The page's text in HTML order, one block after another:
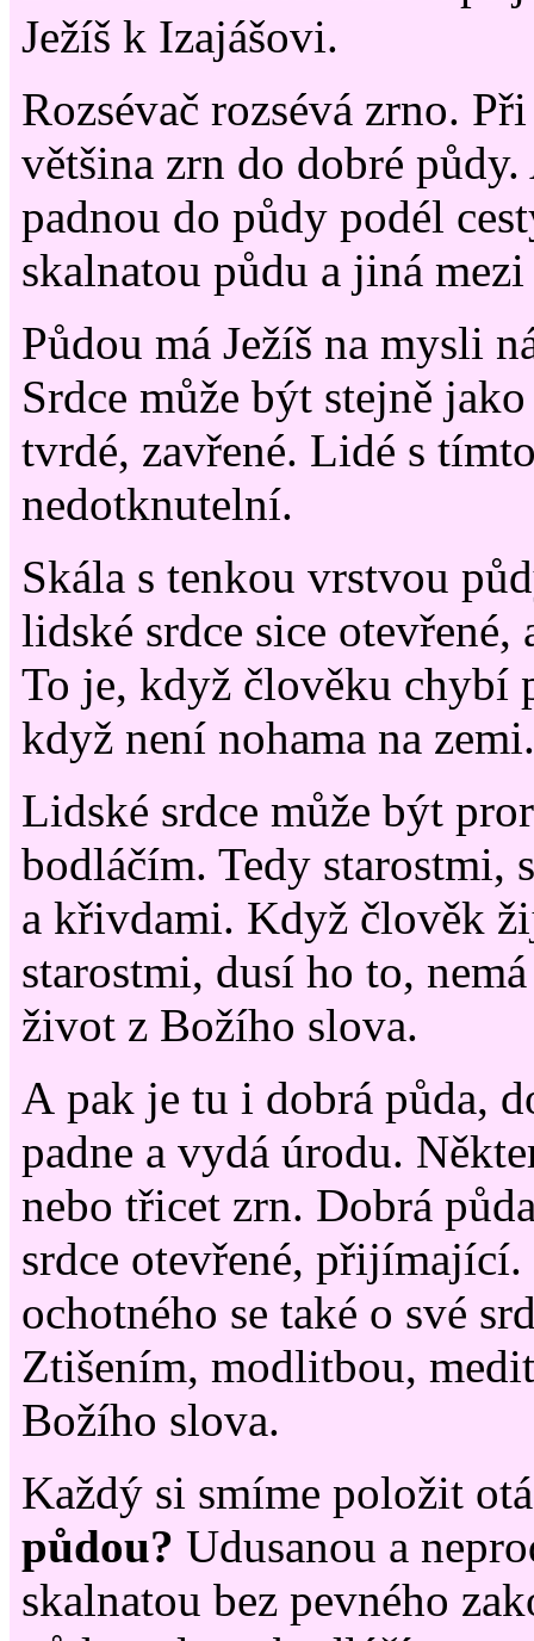
Ježíš k Izajášovi.
Rozsévač rozsévá zrno.
většina zrn do dobré
padnou do půdy podél
skalnatou půdu a jiná
Půdou má Ježíš na mysli
Srdce může být stejně
tvrdé, zavřené. Lidé s
nedotknutelní.
Skála s tenkou vrstvou
lidské srdce sice otevřené,
To je, když člověku chybí
když není nohama na zemi.
Lidské srdce může být
bodláčím. Tedy starostmi,
a křivdami. Když člověk
starostmi, dusí ho to,
život z Božího slova.
A pak je tu i dobrá půda,
padne a vydá úrodu.
nebo třicet zrn. Dobrá
srdce otevřené,
ochotného se také o své
Ztišením, modlitbou,
Božího slova.
Každý si smíme položit
půdou? Udusanou a
skalnatou bez pevného